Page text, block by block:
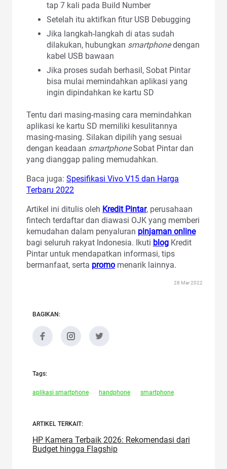
tap 7 kali pada Build Number
Setelah itu aktifkan fitur USB Debugging
Jika langkah-langkah di atas sudah
dilakukan, hubungkan smartphonedengan
kabel USB bawaan
Jika proses sudah berhasil, Sobat Pintar
bisa mulai memindahkan aplikasi yang
ingin dipindahkan ke kartu SD
Tentu dari masing-masing cara memindahkan
aplikasi ke kartu SD memiliki kesulitannya
masing-masing. Silakan dipilih yang sesuai
dengan keadaan smartphoneSobat Pintar dan
yang dianggap paling memudahkan.
Baca juga: Spesifikasi Vivo V15 dan Harga
Terbaru 2022
Artikel ini ditulis oleh Kredit Pintar, perusahaan
fintech terdaftar dan diawasi OJK yang memberi
kemudahan dalam penyaluran pinjaman online
bagi seluruh rakyat Indonesia. Ikuti blog Kredit
Pintar untuk mendapatkan informasi, tips
bermanfaat, serta promo menarik lainnya.
28 Mar 2022
BAGIKAN:
Tags:
aplikasi smartphone handphone smartphone
ARTIKEL TERKAIT:
HP Kamera Terbaik 2026: Rekomendasi dari
Budget hingga Flagship